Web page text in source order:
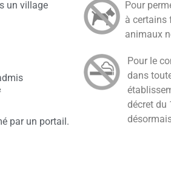
un village
par un portail.
Pour
à certains
animaux
Pour le
dans
décret du